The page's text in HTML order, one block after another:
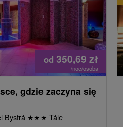
od 350,69 zł
/noc/osoba
gdzie zaczyna się
Bystrá ★★★ Tále